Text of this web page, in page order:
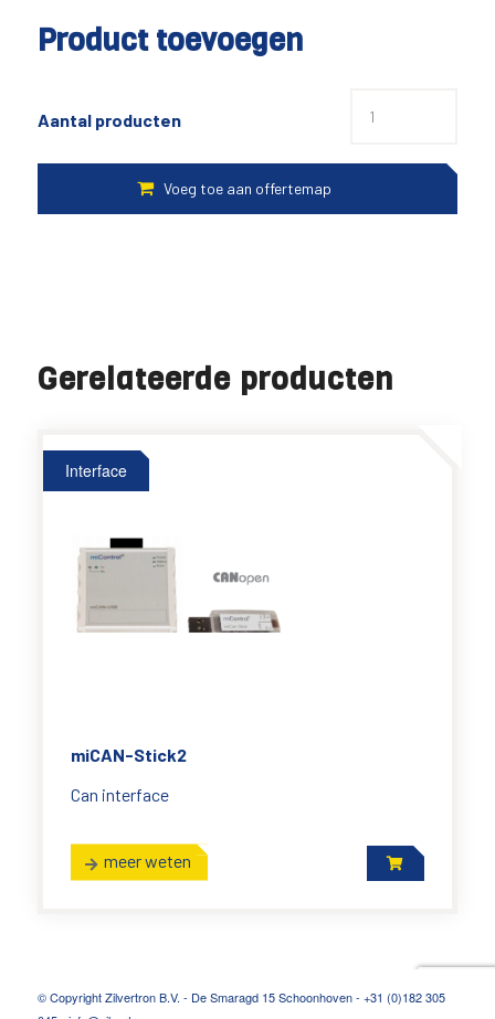
Product toevoegen
Aantal producten
Gerelateerde producten
Interface
miCAN-Stick2
Can interface
meer weten
© Copyright Zilvertron B.V. - De Smaragd 15 Schoonhoven - +31 (0)182 305